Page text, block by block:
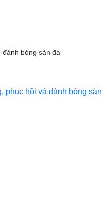
đánh bóng sàn đá